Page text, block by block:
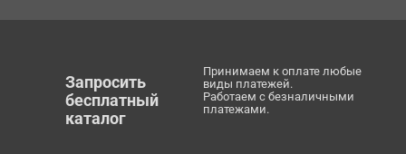
Запросить
бесплатный
каталог
Принимаем к оплате любые
виды платежей.
Работаем с безналичными
платежами.